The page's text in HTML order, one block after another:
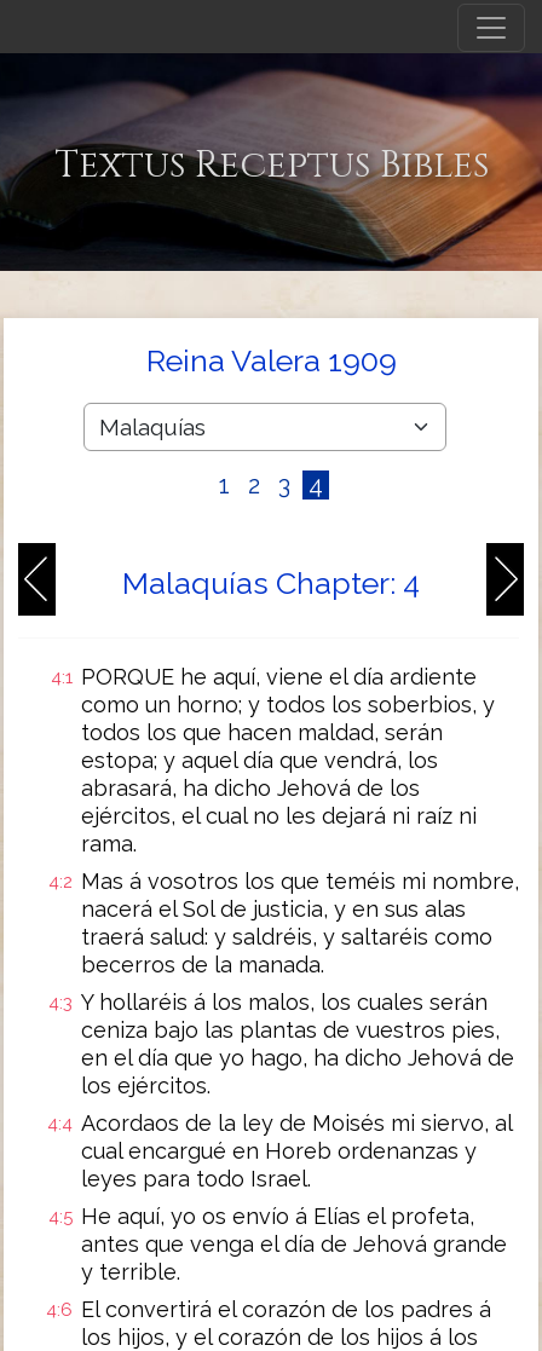
Textus Receptus Bibles
Reina Valera 1909
1 2 3 4
Malaquías Chapter: 4
4:1 PORQUE he aquí, viene el día ardiente
como un horno; y todos los soberbios, y
todos los que hacen maldad, serán
estopa; y aquel día que vendrá, los
abrasará, ha dicho Jehová de los
ejércitos, el cual no les dejará ni raíz ni
rama.
4:2 Mas á vosotros los que teméis mi nombre,
nacerá el Sol de justicia, y en sus alas
traerá salud: y saldréis, y saltaréis como
becerros de la manada.
4:3 Y hollaréis á los malos, los cuales serán
ceniza bajo las plantas de vuestros pies,
en el día que yo hago, ha dicho Jehová de
los ejércitos.
4:4 Acordaos de la ley de Moisés mi siervo, al
cual encargué en Horeb ordenanzas y
leyes para todo Israel.
4:5 He aquí, yo os envío á Elías el profeta,
antes que venga el día de Jehová grande
y terrible.
4:6 El convertirá el corazón de los padres á
los hijos, y el corazón de los hijos á los